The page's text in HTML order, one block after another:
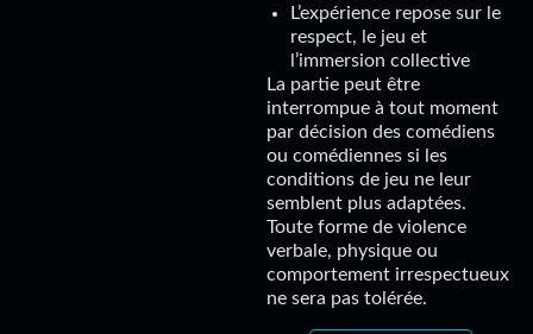
L’expérience repose sur le
respect, le jeu et
l’immersion collective
La partie peut être
interrompue à tout moment
par décision des comédiens
ou comédiennes si les
conditions de jeu ne leur
semblent plus adaptées.
Toute forme de violence
verbale, physique ou
comportement irrespectueux
ne sera pas tolérée.